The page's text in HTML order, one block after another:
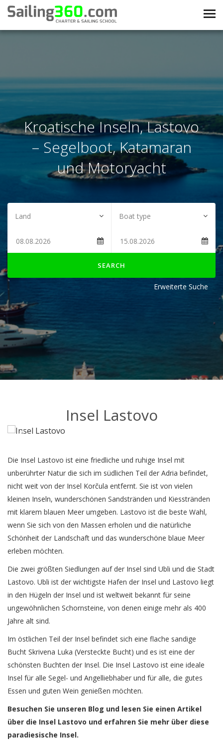
Kroatische Inseln, Lastovo
– Segelboot, Katamaran
und Motoryacht
SEARCH
Erweiterte Suche
Insel Lastovo
Die Insel Lastovo ist eine friedliche und ruhige Insel mit
unberührter Natur die sich im südlichen Teil der Adria befindet,
nicht weit von der Insel Korčula entfernt. Sie ist von vielen
kleinen Inseln, wunderschönen Sandstränden und Kiesstränden
mit klarem blauen Meer umgeben. Lastovo ist die beste Wahl,
wenn Sie sich von den Massen erholen und die natürliche
Schönheit der Landschaft und das wunderschöne blaue Meer
erleben möchten.
Die zwei größten Siedlungen auf der Insel sind Ubli und die Stadt
Lastovo. Ubli ist der wichtigste Hafen der Insel und Lastovo liegt
in den Hügeln der Insel und ist weltweit bekannt für seine
ungewöhnlichen Schornsteine, von denen einige mehr als 400
Jahre alt sind.
Im östlichen Teil der Insel befindet sich eine flache sandige
Bucht Skrivena Luka (Versteckte Bucht) und es ist eine der
schönsten Buchten der Insel. Die Insel Lastovo ist eine ideale
Insel für alle Segel- und Angelliebhaber und für alle, die gutes
Essen und guten Wein genießen möchten.
Besuchen Sie unseren Blog und lesen Sie einen Artikel
über die Insel Lastovo und erfahren Sie mehr über diese
paradiesische Insel.